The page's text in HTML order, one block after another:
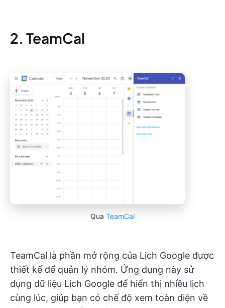
2. TeamCal
Qua TeamCal
TeamCal là phần mở rộng của Lịch Google được
thiết kế để quản lý nhóm. Ứng dụng này sử
dụng dữ liệu Lịch Google để hiển thị nhiều lịch
cùng lúc, giúp bạn có chế độ xem toàn diện về